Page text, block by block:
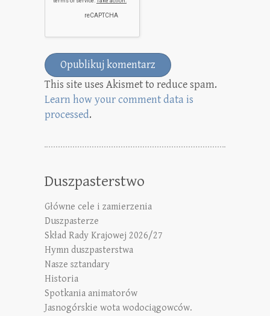
This site uses Akismet to reduce spam.
Learn how your comment data is
processed.
Duszpasterstwo
Główne cele i zamierzenia
Duszpasterze
Skład Rady Krajowej 2026/27
Hymn duszpasterstwa
Nasze sztandary
Historia
Spotkania animatorów
Jasnogórskie wota wodociągowców.